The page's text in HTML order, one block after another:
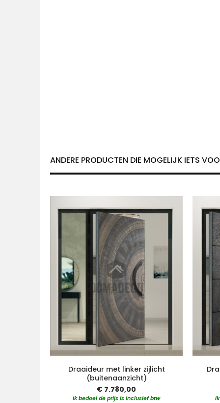
ANDERE PRODUCTEN DIE MOGELIJK IETS
Draaideur met linker zijlicht
(buitenaanzicht)
€ 7.780,00
ik bedoel de prijs is inclusief btw